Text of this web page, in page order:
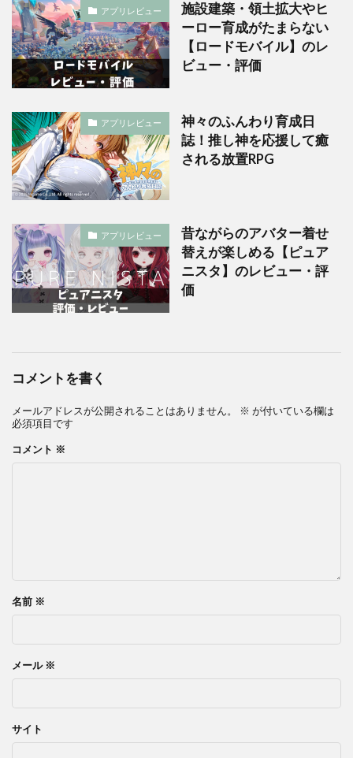
アプリレビュー
施設建築・領土拡大やヒ
ーロー育成がたまらない
【ロードモバイル】のレ
ビュー・評価
アプリレビュー
神々のふんわり育成日
誌！推し神を応援して癒
される放置RPG
アプリレビュー
昔ながらのアバター着せ
替えが楽しめる【ピュア
ニスタ】のレビュー・評
価
コメントを書く
メールアドレスが公開されることはありません。 ※ が付いている欄は
必須項目です
コメント ※
名前 ※
メール ※
サイト